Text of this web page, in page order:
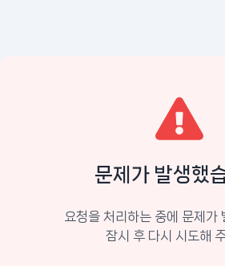
문제가 발생했
요청을 처리하는 중에 문제가
잠시 후 다시 시도해